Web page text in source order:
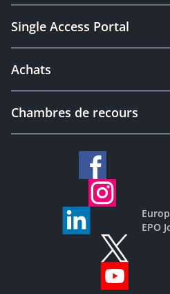
Single Access Portal
Achats
Chambres de recours
EPO